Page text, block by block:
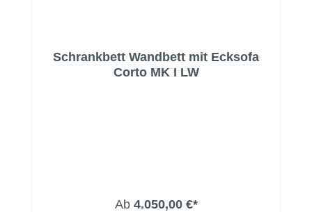
Schrankbett Wandbett mit Ecksofa
Corto MK I LW
Ab 4.050,00 €*